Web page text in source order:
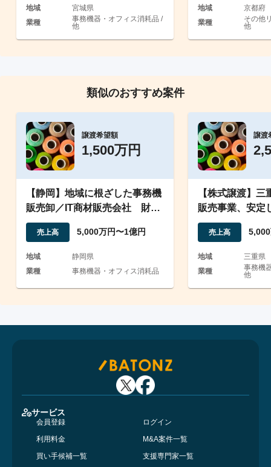
地域
宮城県
業種
事務機器・オフィス消耗品 /
他
地域
京都府
業種
その他
他
類似のおすすめ案件
譲渡希望額
1,500万円
【静岡】地域に根ざした事務機
販売卸／IT商材販売会社 財務
状況も良好
売上高 5,000万円〜1億円
地域
静岡県
業種
事務機器・オフィス消耗品
譲渡
【株式譲渡】
販売事業、安定
送網を保有
売上高
地域
三重県
業種
事務機
他
サービス
会員登録
ログイン
利用料金
M&A案件一覧
買い手候補一覧
支援専門家一覧